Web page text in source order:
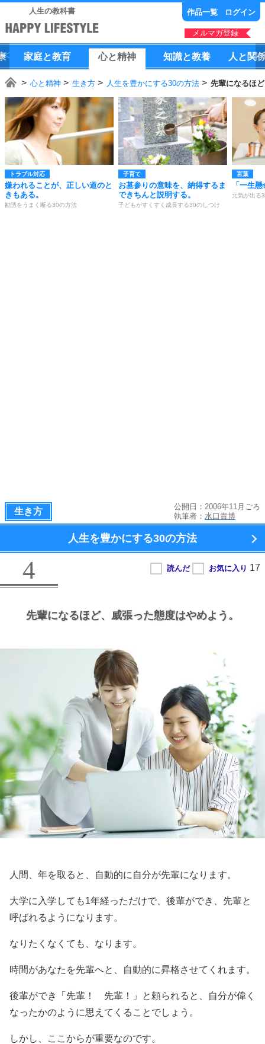
人生の教科書 作品一覧 ログイン
メルマガ登録
家庭と教育 心と精神 知識と教養 人 と 関
心と精神 生き方 人生を豊かにする30の方法 先輩になるほ
トラブル対応
嫌われることが、正しい道のと
きもある。
勧誘をうまく断る30の方法
子育て
お墓参りの意味を、納得するま
できちんと説明する。
子どもがすくすく成長する30のしつけ
言葉
「一生
元気が出る
生き方
公開日：2006年11月ごろ
執筆者： 水口貴博
人生を豊かにする30の方法
4
先輩になるほど、 威張った態度はやめよう。
人間、年を取ると、自動的に自分が先輩になります。
大学に入学しても1年経っただけで、後輩ができ、先輩と
呼ばれるようになります。
なりたくなくても、なります。
時間があなたを先輩へと、自動的に昇格させてくれます。
後輩ができ「先輩！ 先輩！」と頼られると、自分が偉く
なったかのように思えてくることでしょう。
しかし、ここからが重要なのです。